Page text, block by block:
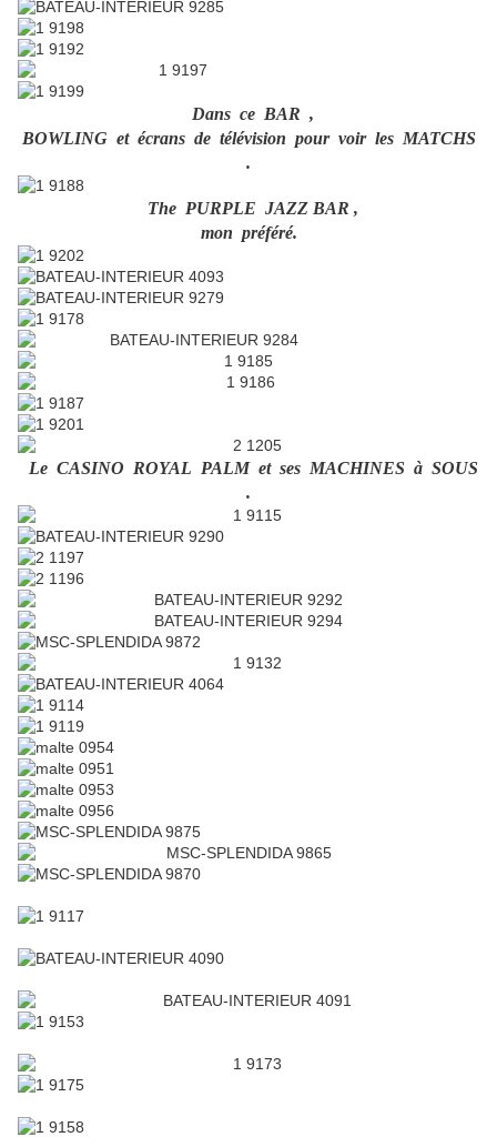
Dans ce BAR ,
BOWLING et écrans de télévision pour voir les MATCHS
.
The PURPLE JAZZ BAR ,
mon préféré.
Le CASINO ROYAL PALM et ses MACHINES à SOUS
.